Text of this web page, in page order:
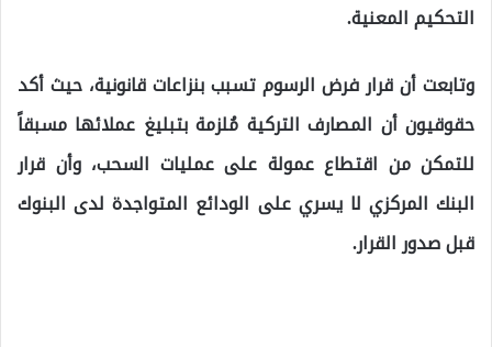
التحكيم المعنية.
وتابعت أن قرار فرض الرسوم تسبب بنزاعات قانونية، حيث أكد
حقوقيون أن المصارف التركية مُلزمة بتبليغ عملائها مسبقاً
للتمكن من اقتطاع عمولة على عمليات السحب، وأن قرار
البنك المركزي لا يسري على الودائع المتواجدة لدى البنوك
قبل صدور القرار.